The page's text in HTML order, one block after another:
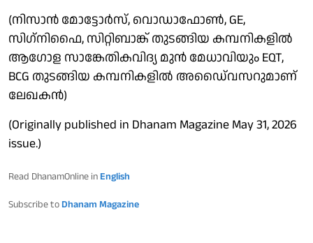
(നിസാന്‍ മോട്ടോര്‍സ്, വൊഡാഫോണ്‍, GE,
സിഗ്‌നിഫൈ, സിറ്റിബാങ്ക് തുടങ്ങിയ കമ്പനികളില്‍
ആഗോള സാങ്കേതികവിദ്യ മുന്‍ മേധാവിയും EQT,
BCG തുടങ്ങിയ കമ്പനികളില്‍ അഡൈ്വസറുമാണ്
ലേഖകന്‍)
(Originally published in Dhanam Magazine May 31, 2026
issue.)
Read DhanamOnline in English
Subscribe to Dhanam Magazine